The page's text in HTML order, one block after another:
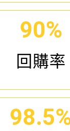
斷的創新和卓
成為物流儲存
企業
公司概況
回購率
90%
98.5